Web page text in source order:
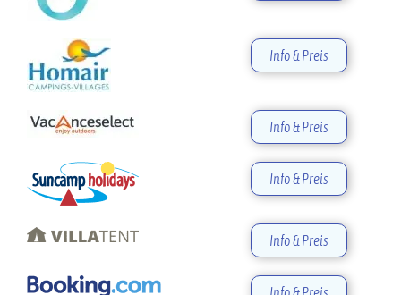
Info & Preis
Info & Preis
Info & Preis
Info & Preis